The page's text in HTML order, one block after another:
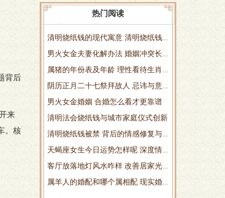
背后
来
。核
热门阅读
清明烧纸钱的现代寓意 清明烧纸钱
理性实践全攻略
男火女金夫妻化解办法 婚姻冲突长
期修复指南
属猪的年份表及年龄 理性看待生肖
与人生规划的关系
阴历正月二十七祭拜故人 忌讳与意
义全解析
男火女金婚姻 合婚怎么看才更靠谱
清明法会烧纸钱与城市家庭仪式创新
清明烧纸钱被禁 背后的情感修复与
现代祭扫转型
天蝎座女生今日运势怎样呢 深度情
绪管理指引
客厅放落地灯风水咋样 改善居家光
线与情绪的实用指南
属羊人的婚配和哪个属相配 现实婚